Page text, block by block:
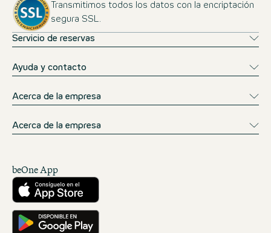
Transmitimos todos los datos con la encriptación
segura SSL.
Servicio de reservas
Ayuda y contacto
Acerca de la empresa
Acerca de la empresa
beOne App
Descárgalo desde la App Store
Consíguelo en Google Play